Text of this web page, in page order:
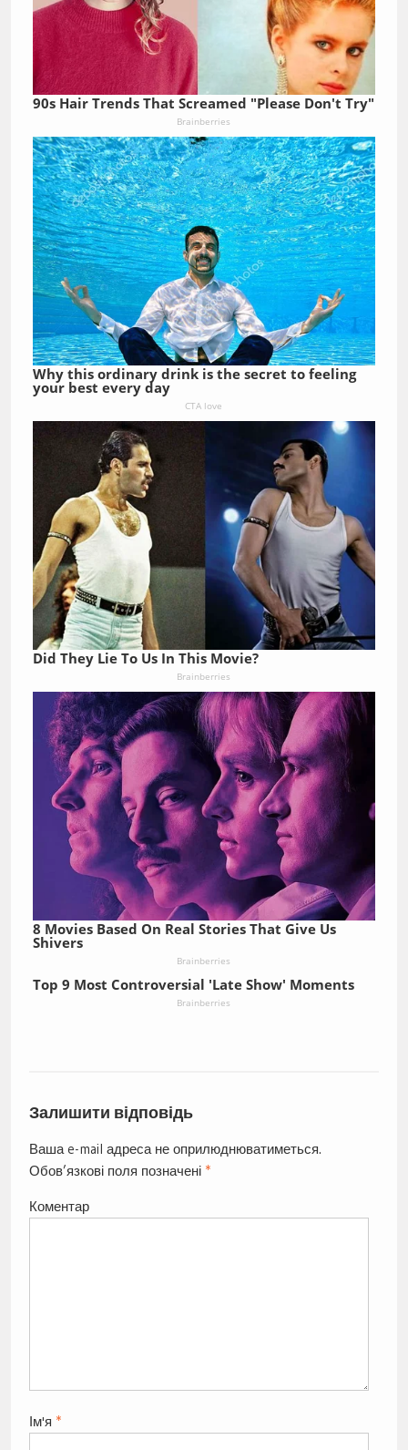
90s Hair Trends That Screamed "Please Don't Try"
Brainberries
Why this ordinary drink is the secret to feeling
your best every day
CTA love
Did They Lie To Us In This Movie?
Brainberries
8 Movies Based On Real Stories That Give Us
Shivers
Brainberries
Top 9 Most Controversial 'Late Show' Moments
Brainberries
Залишити відповідь
Ваша e-mail адреса не оприлюднюватиметься.
Обов’язкові поля позначені *
Коментар
Ім'я *